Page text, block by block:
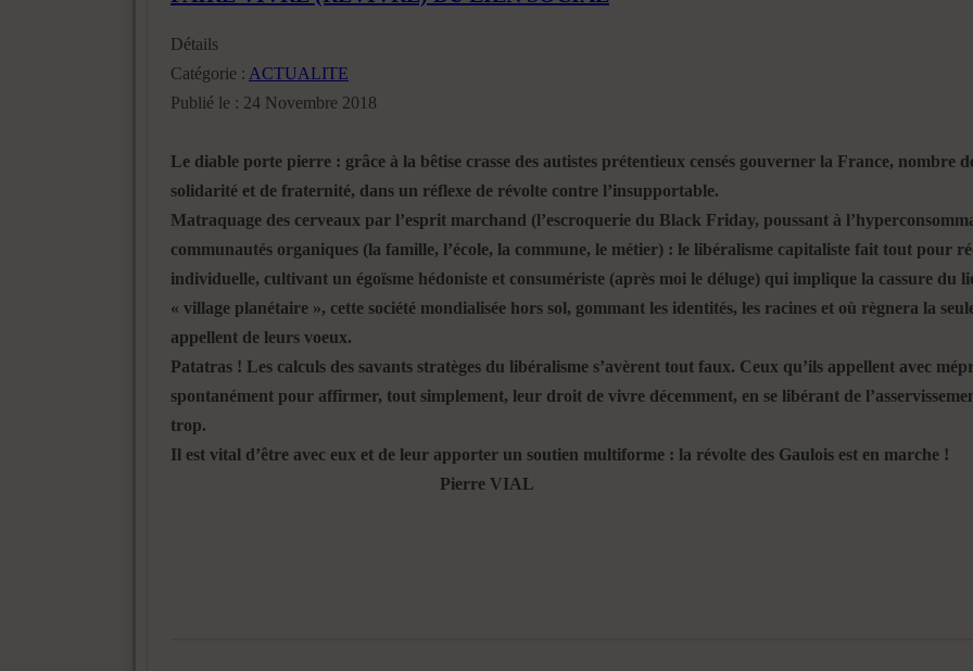
Détails
Catégorie : ACTUALITE
Publié le : 24 Novembre 2018
Le diable porte pierre : grâce à la bêtise crasse des autistes prétentieux censés gouverner la France, nombre
solidarité et de fraternité, dans un réflexe de révolte contre l’insupportable.
Matraquage des cerveaux par l’esprit marchand (l’escroquerie du Black Friday, poussant à
communautés organiques (la famille, l’école, la commune, le métier) : le libéralisme capitaliste fait tout pour
individuelle, cultivant un égoïsme hédoniste et consumériste (après moi le déluge) qui implique la cassure du
« village planétaire », cette société mondialisée hors sol, gommant les identités, les racines et où règnera la
appellent de leurs voeux.
Patatras ! Les calculs des savants stratèges du libéralisme s’avèrent tout faux. Ceux qu’ils appellent avec
spontanément pour affirmer, tout simplement, leur droit de vivre décemment, en se libérant de
trop.
Il est vital d’être avec eux et de leur apporter un soutien multiforme : la révolte des Gaulois est en
Pierre VIAL